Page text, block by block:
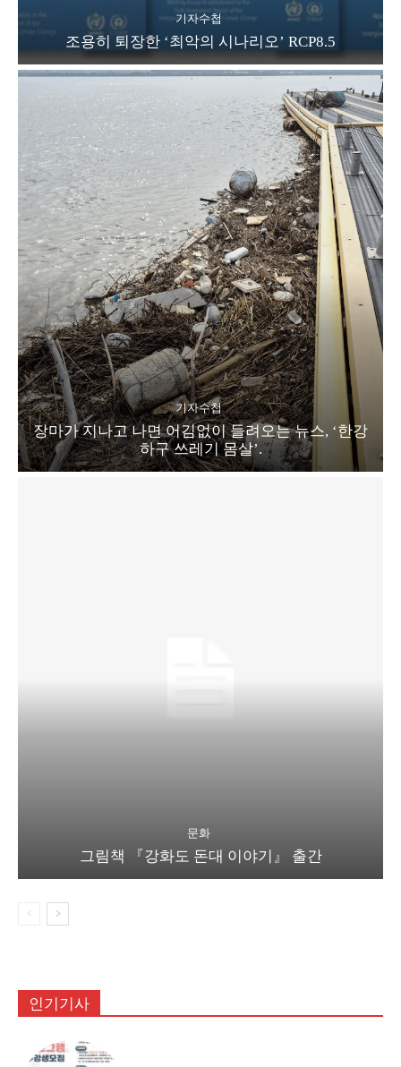
기자수첩
조용히 퇴장한 ‘최악의 시나리오’ RCP8.5
기자수첩
장마가 지나고 나면 어김없이 들려오는 뉴스, ‘한강
하구 쓰레기 몸살’.
문화
그림책 『강화도 돈대 이야기』 출간
인기기사